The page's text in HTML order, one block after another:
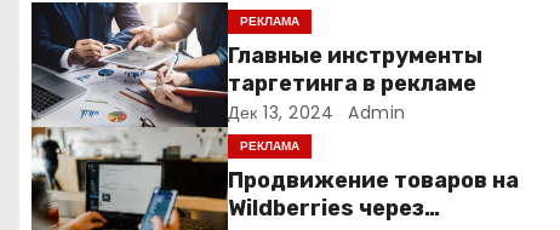
я
п
о
з
РЕКЛАМА
Главные инструменты
таргетинга в рекламе
Дек 13, 2024 Admin
РЕКЛАМА
Продвижение товаров на
Wildberries через